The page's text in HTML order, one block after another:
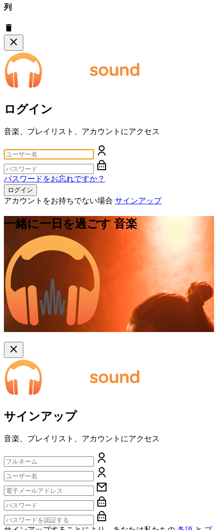
列
ログイン
音楽、プレイリスト、アカウントにアクセス
パスワードをお忘れですか？
ログイン
アカウントをお持ちでない場合 サインアップ
一緒に一日を過ごす 音楽
サインアップ
音楽、プレイリスト、アカウントにアクセス